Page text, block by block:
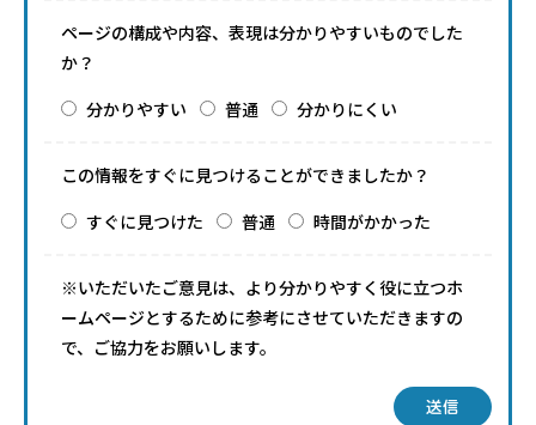
ページの構成や内容、表現は分かりやすいものでした
か？
分かりやすい
普通 分かりにくい
この情報をすぐに見つけることができましたか？
すぐに見つけた
普通 時間がかかった
※いただいたご意見は、より分かりやすく役に立つホ
ームページとするために参考にさせていただきますの
で、ご協力をお願いします。
送信